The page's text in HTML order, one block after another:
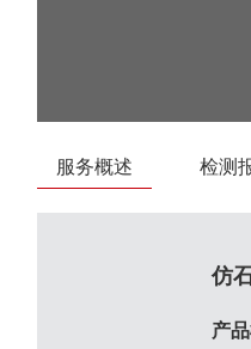
服务概述 检测
仿
产